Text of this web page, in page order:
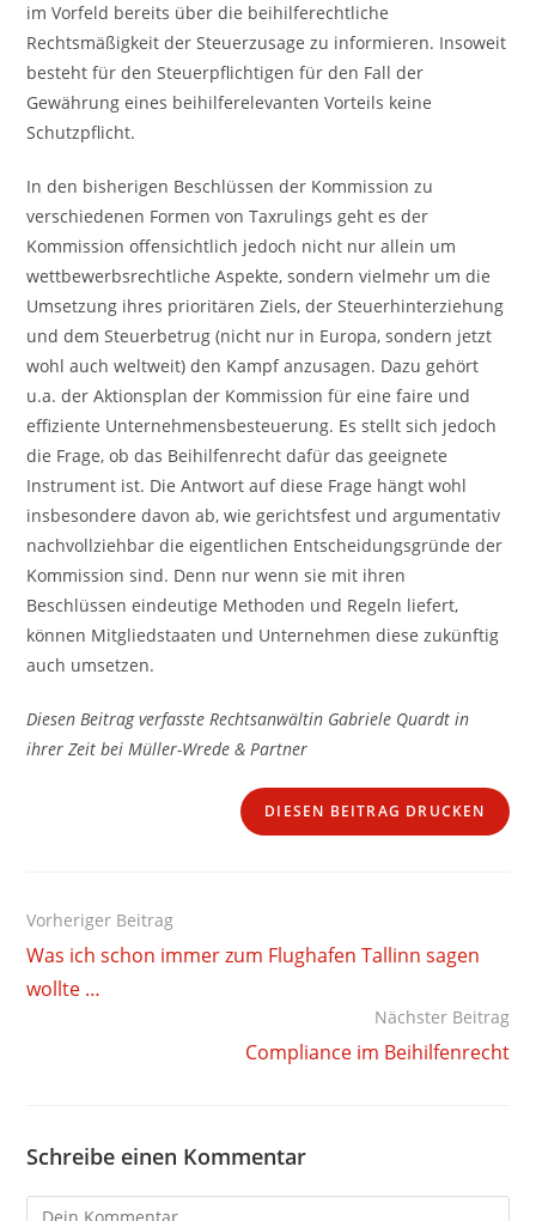
im Vorfeld bereits über die beihilferechtliche
Rechtsmäßigkeit der Steuerzusage zu informieren. Insoweit
besteht für den Steuerpflichtigen für den Fall der
Gewährung eines beihilferelevanten Vorteils keine
Schutzpflicht.
In den bisherigen Beschlüssen der Kommission zu
verschiedenen Formen von Taxrulings geht es der
Kommission offensichtlich jedoch nicht nur allein um
wettbewerbsrechtliche Aspekte, sondern vielmehr um die
Umsetzung ihres prioritären Ziels, der Steuerhinterziehung
und dem Steuerbetrug (nicht nur in Europa, sondern jetzt
wohl auch weltweit) den Kampf anzusagen. Dazu gehört
u.a. der Aktionsplan der Kommission für eine faire und
effiziente Unternehmensbesteuerung. Es stellt sich jedoch
die Frage, ob das Beihilfenrecht dafür das geeignete
Instrument ist. Die Antwort auf diese Frage hängt wohl
insbesondere davon ab, wie gerichtsfest und argumentativ
nachvollziehbar die eigentlichen Entscheidungsgründe der
Kommission sind. Denn nur wenn sie mit ihren
Beschlüssen eindeutige Methoden und Regeln liefert,
können Mitgliedstaaten und Unternehmen diese zukünftig
auch umsetzen.
Diesen Beitrag verfasste Rechtsanwältin Gabriele Quardt in
ihrer Zeit bei Müller-Wrede & Partner
DIESEN BEITRAG DRUCKEN
Weitere
ansehen
Vorheriger Beitrag
Was ich schon immer zum Flughafen Tallinn sagen
wollte …
Nächster Beitrag
Compliance im Beihilfenrecht
Schreibe einen Kommentar
Kommentieren